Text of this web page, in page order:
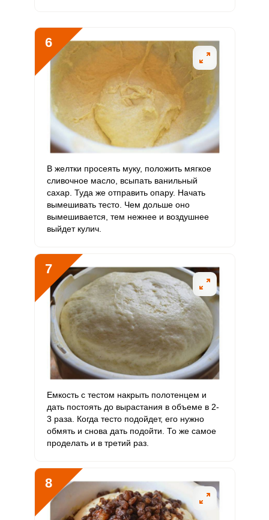
6
В желтки просеять муку, положить мягкое
сливочное масло, всыпать ванильный
сахар. Туда же отправить опару. Начать
вымешивать тесто. Чем дольше оно
вымешивается, тем нежнее и воздушнее
выйдет кулич.
7
Емкость с тестом накрыть полотенцем и
дать постоять до вырастания в объеме в 2-
3 раза. Когда тесто подойдет, его нужно
обмять и снова дать подойти. То же самое
проделать и в третий раз.
8